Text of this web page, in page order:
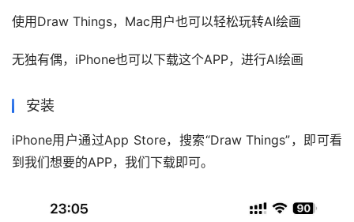
使用Draw Things，Mac用户也可以轻松玩转AI绘画
无独有偶，iPhone也可以下载这个APP，进行AI绘画
安装
iPhone用户通过App Store，搜索“Draw Things”，即可看
到我们想要的APP，我们下载即可。